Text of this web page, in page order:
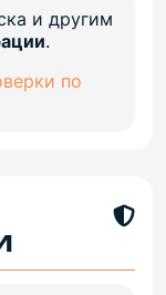
и другим
.
по